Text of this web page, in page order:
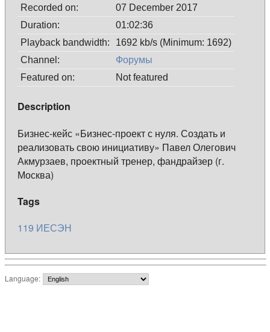
Recorded on:
07 December 2017
Duration:
01:02:36
Playback bandwidth:
1692 kb/s (Minimum: 1692)
Channel:
Форумы
Featured on:
Not featured
Description
Бизнес-кейс «Бизнес-проект с нуля. Создать и
реализовать свою инициативу» Павел Олегович
Акмурзаев, проектный тренер, фандрайзер (г.
Москва)
Tags
119 ИЕСЭН
Language: